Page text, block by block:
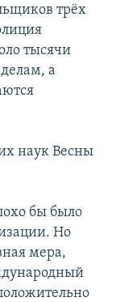
трёх
тысячи
а
наук Весны
бы было
Но
мера,